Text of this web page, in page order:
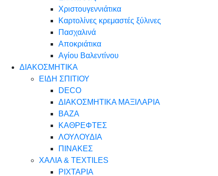
Χριστουγεννιάτικα
Καρτολίνες κρεμαστές ξύλινες
Πασχαλινά
Αποκριάτικα
Αγίου Βαλεντίνου
ΔΙΑΚΟΣΜΗΤΙΚΑ
ΕΙΔΗ ΣΠΙΤΙΟΥ
DECO
ΔΙΑΚΟΣΜΗΤΙΚΑ ΜΑΞΙΛΑΡΙΑ
ΒΑΖΑ
ΚΑΘΡΕΦΤΕΣ
ΛΟΥΛΟΥΔΙΑ
ΠΙΝΑΚΕΣ
ΧΑΛΙΑ & TEXTILES
ΡΙΧΤΑΡΙΑ